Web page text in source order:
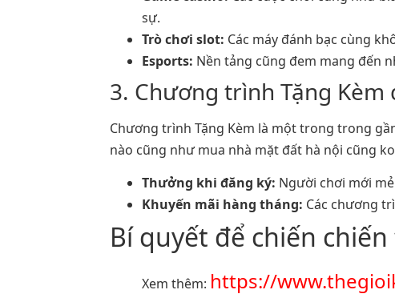
sự.
Trò chơi slot: Các máy đánh bạc cùng
Esports: Nền tảng cũng đem mang đến
3. Chương trình Tặng Kèm
Chương trình Tặng Kèm là một trong trong
nào cũng như mua nhà mặt đất hà nội cũng
Thưởng khi đăng ký: Người chơi mới
Khuyến mãi hàng tháng: Các chương
Bí quyết để chiến
Xem thêm: https://